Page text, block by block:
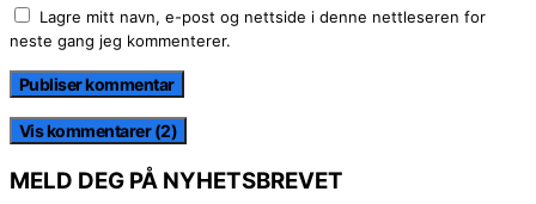
Lagre mitt navn, e-post og nettside i denne nettleseren for
neste gang jeg kommenterer.
Vis kommentarer (2)
MELD DEG PÅ NYHETSBREVET